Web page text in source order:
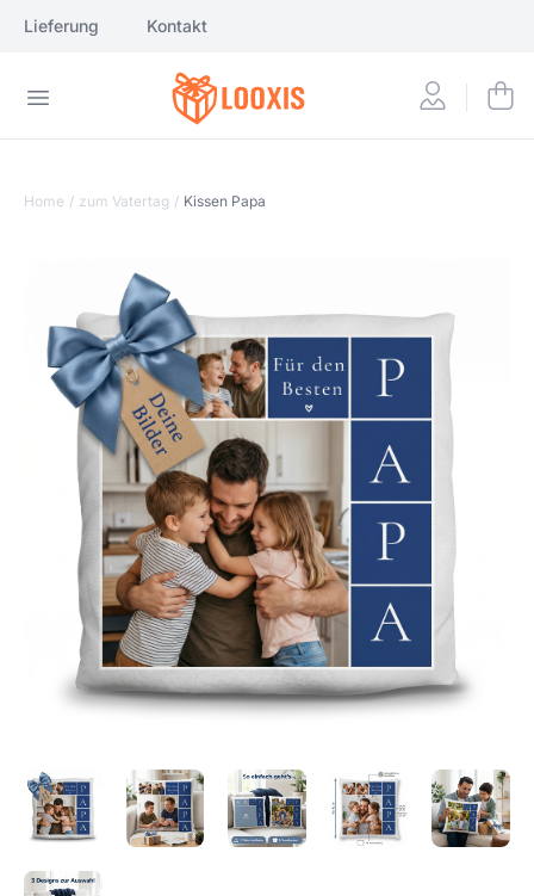
Lieferung Kontakt
Home / zum Vatertag / Kissen Papa